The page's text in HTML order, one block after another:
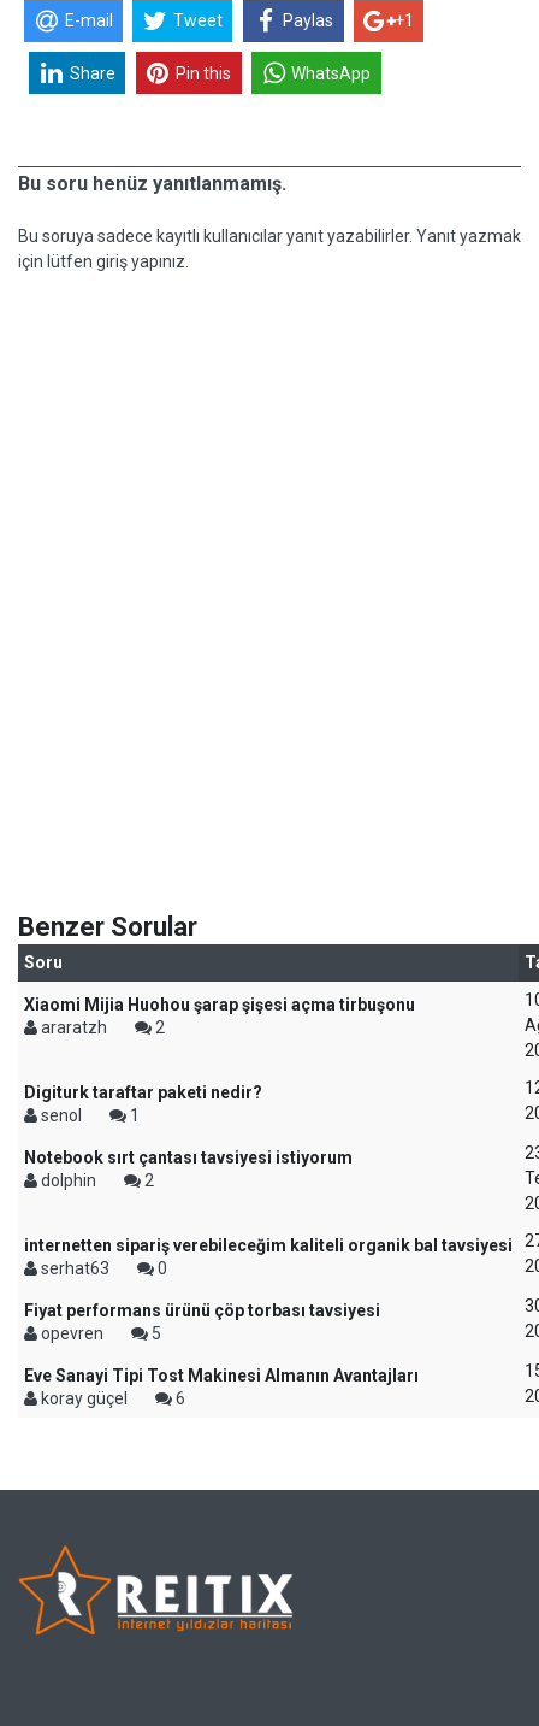
E-mail Tweet Paylas +1
Share Pin this WhatsApp
Bu soru henüz yanıtlanmamış.
Bu soruya sadece kayıtlı kullanıcılar yanıt yazabilirler. Yanıt yazmak
için lütfen giriş yapınız.
Benzer Sorular
Soru
Xiaomi Mijia Huohou şarap şişesi açma tirbuşonu
araratzh
2
Digiturk taraftar paketi nedir?
senol
1
Notebook sırt çantası tavsiyesi istiyorum
dolphin
2
internetten sipariş verebileceğim kaliteli organik bal tavsiyesi
serhat63
0
Fiyat performans ürünü çöp torbası tavsiyesi
opevren
5
Eve Sanayi Tipi Tost Makinesi Almanın Avantajları
koray güçel
6